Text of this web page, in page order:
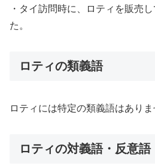
・タイ訪問時に、ロティを販売
た。
ロティの類義語
ロティには特定の類義語はありま
ロティの対義語・反意語